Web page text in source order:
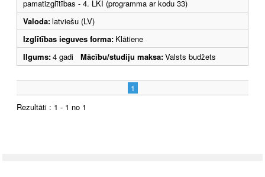
pamatizglītības - 4. LKI (programma ar kodu 33)
Valoda:latviešu (LV)
Izglītības ieguves forma: Klātiene
Ilgums:4 gadi Mācību/studiju maksa:Valsts budžets
1
Rezultāti : 1 - 1 no 1